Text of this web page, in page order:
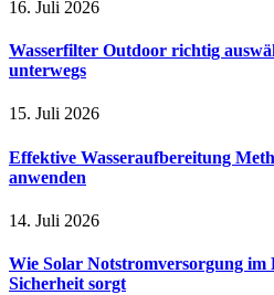
16. Juli 2026
Wasserfilter Outdoor richtig
unterwegs
15. Juli 2026
Effektive Wasseraufbereitung
anwenden
14. Juli 2026
Wie Solar Notstromversorgung
Sicherheit sorgt